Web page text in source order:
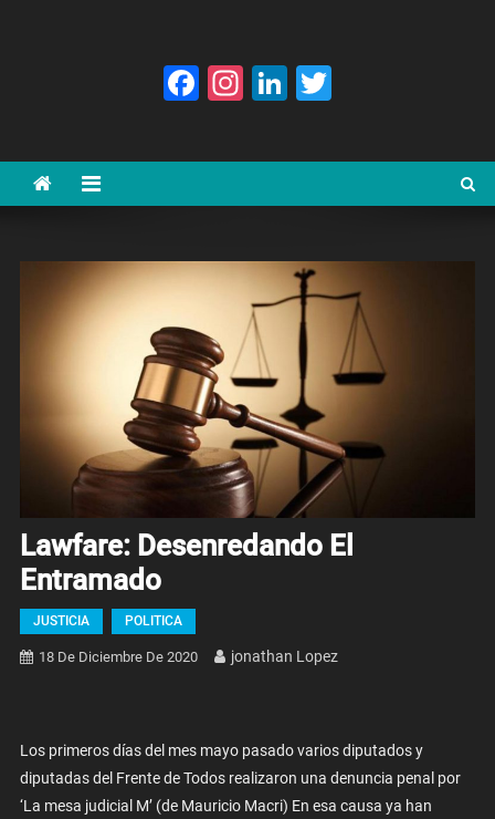
Facebook
Instagram
LinkedIn
Lawfare: Desenredando El
Entramado
JUSTICIA POLITICA
18 De Diciembre De 2020 Jonathan Lopez
Los primeros días del mes mayo pasado varios diputados y
diputadas del Frente de Todos realizaron una denuncia penal por
‘La mesa judicial M’ (de Mauricio Macri) En esa causa ya han